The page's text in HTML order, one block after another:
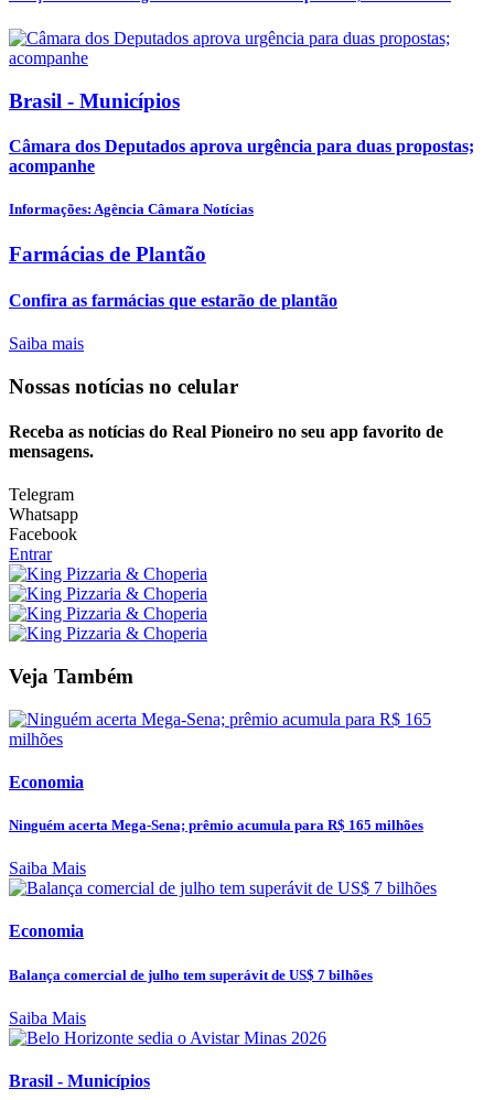
Brasil - Municípios
Câmara dos Deputados aprova urgência para duas propostas;
acompanhe
Informações: Agência Câmara Notícias
Farmácias de Plantão
Confira as farmácias que estarão de plantão
Saiba mais
Nossas notícias no celular
Receba as notícias do Real Pioneiro no seu app favorito de
mensagens.
Telegram
Whatsapp
Facebook
Entrar
Veja Também
Economia
Ninguém acerta Mega-Sena; prêmio acumula para R$ 165 milhões
Saiba Mais
Economia
Balança comercial de julho tem superávit de US$ 7 bilhões
Saiba Mais
Brasil - Municípios